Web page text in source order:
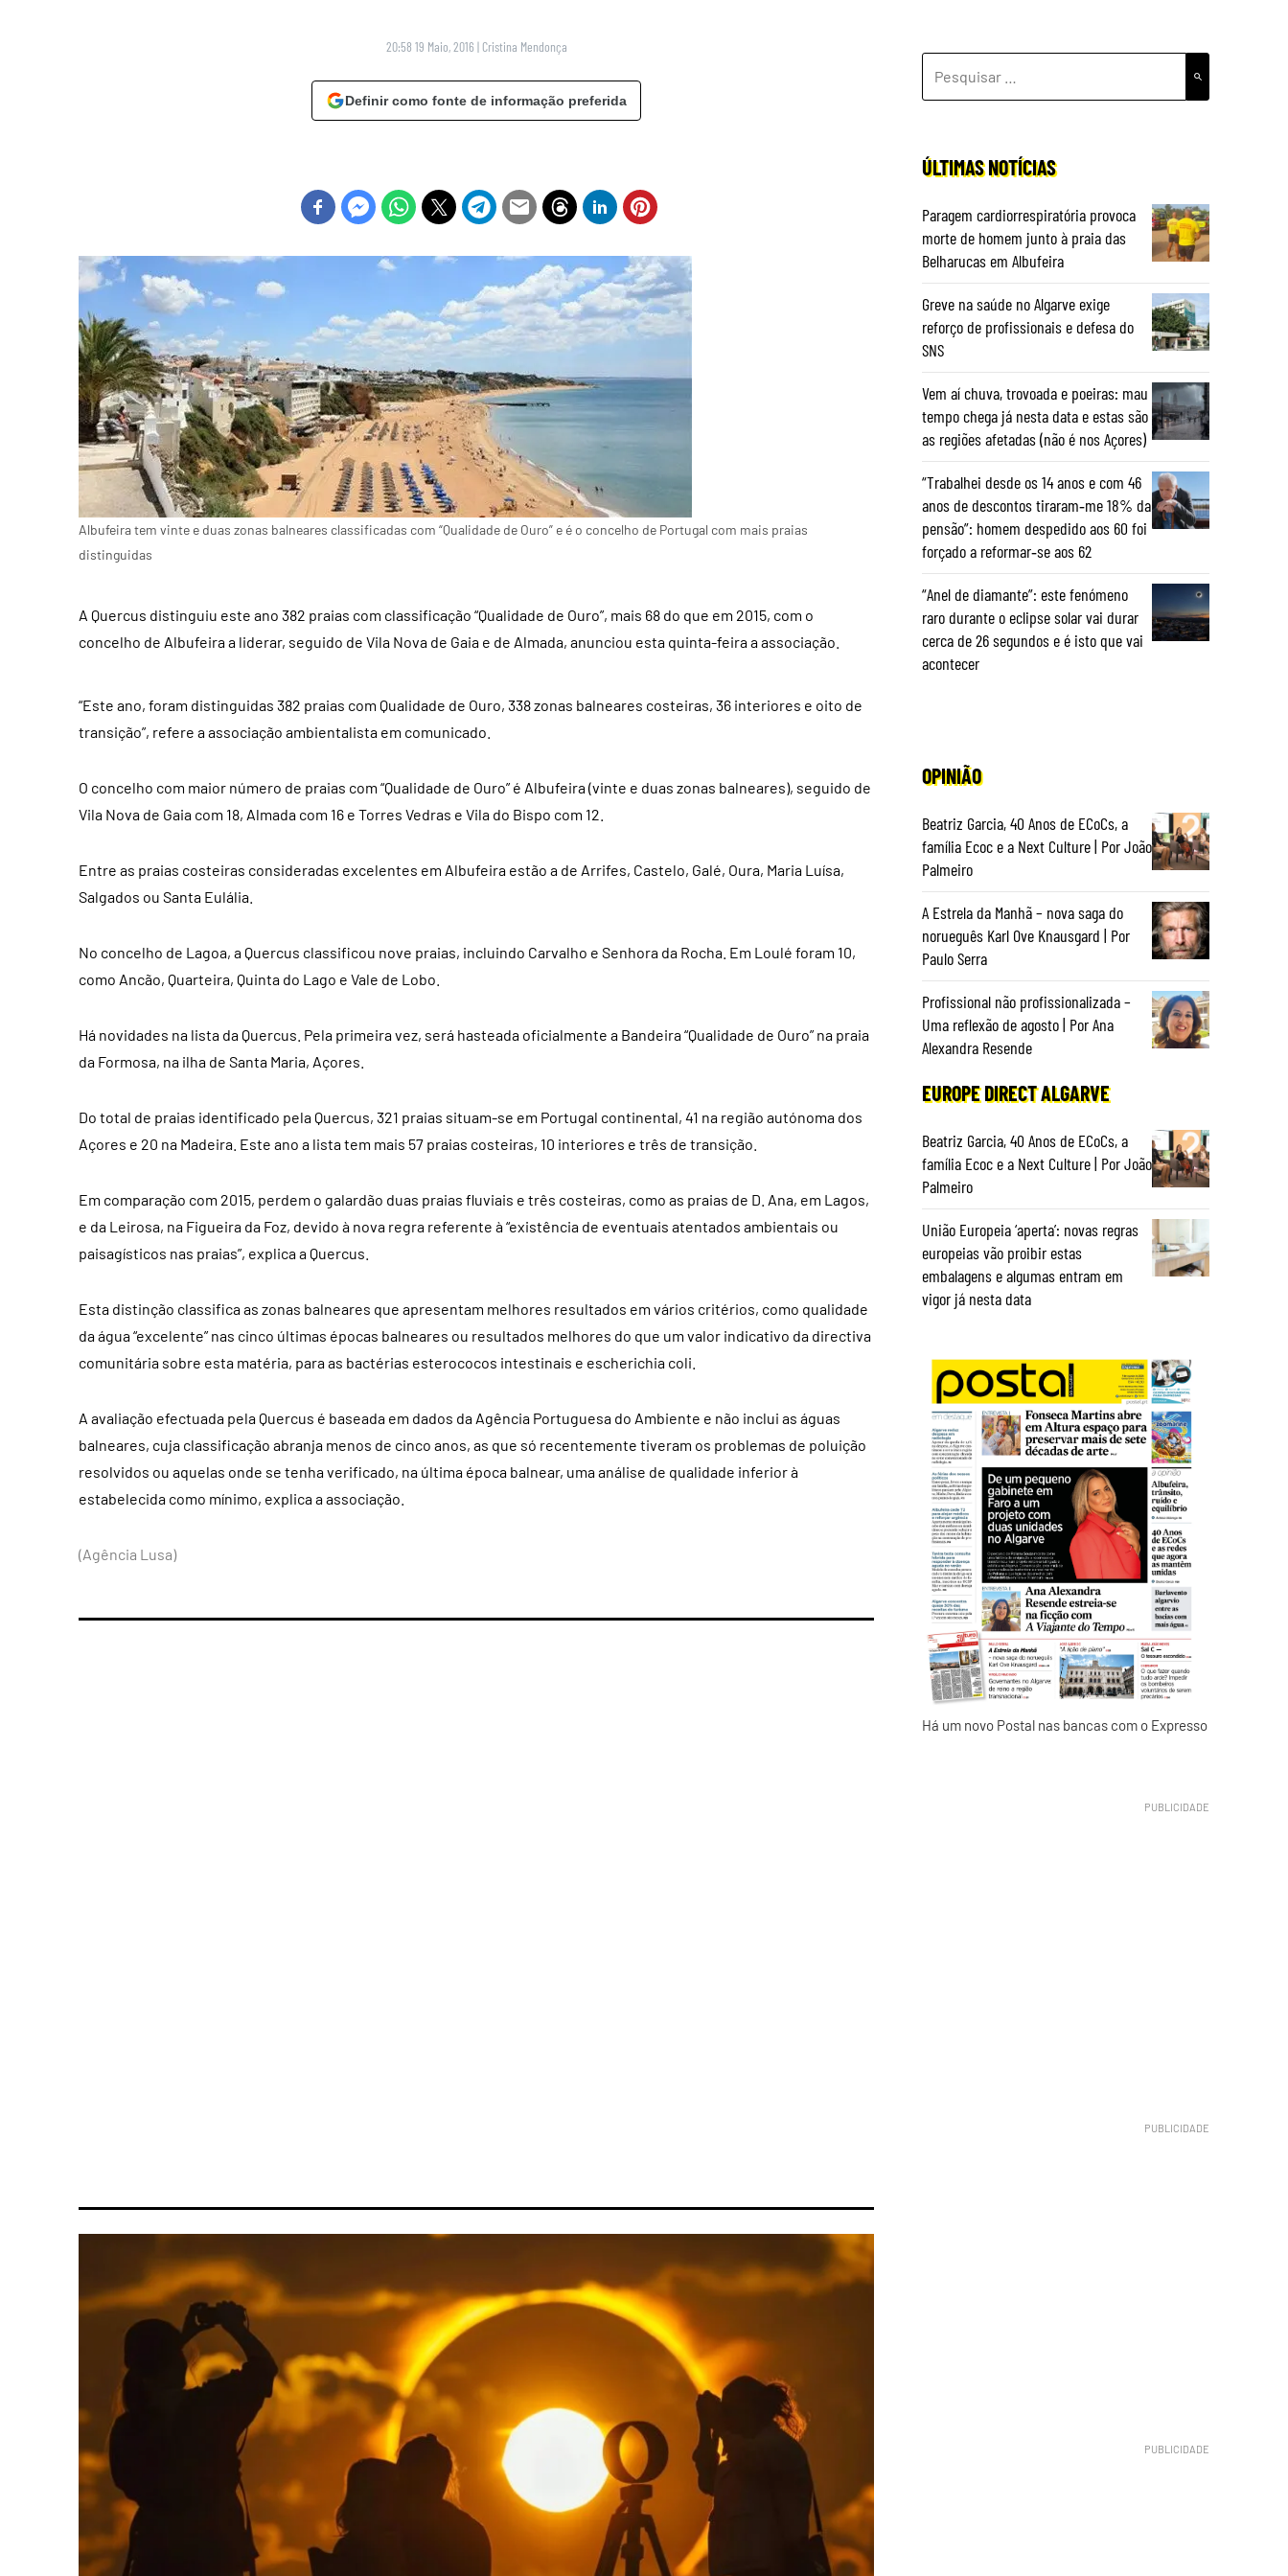
20:58 19 Maio, 2016 | Cristina Mendonça
Definir como fonte de informação preferida
Albufeira tem vinte e duas zonas balneares classificadas com “Qualidade de Ouro” e é o concelho de Portugal com mais praias
distinguidas
A Quercus distinguiu este ano 382 praias com classificação “Qualidade de Ouro”, mais 68 do que em 2015, com o
concelho de Albufeira a liderar, seguido de Vila Nova de Gaia e de Almada, anunciou esta quinta-feira a associação.
“Este ano, foram distinguidas 382 praias com Qualidade de Ouro, 338 zonas balneares costeiras, 36 interiores e oito de
transição”, refere a associação ambientalista em comunicado.
O concelho com maior número de praias com “Qualidade de Ouro” é Albufeira (vinte e duas zonas balneares), seguido de
Vila Nova de Gaia com 18, Almada com 16 e Torres Vedras e Vila do Bispo com 12.
Entre as praias costeiras consideradas excelentes em Albufeira estão a de Arrifes, Castelo, Galé, Oura, Maria Luísa,
Salgados ou Santa Eulália.
No concelho de Lagoa, a Quercus classificou nove praias, incluindo Carvalho e Senhora da Rocha. Em Loulé foram 10,
como Ancão, Quarteira, Quinta do Lago e Vale de Lobo.
Há novidades na lista da Quercus. Pela primeira vez, será hasteada oficialmente a Bandeira “Qualidade de Ouro” na praia
da Formosa, na ilha de Santa Maria, Açores.
Do total de praias identificado pela Quercus, 321 praias situam-se em Portugal continental, 41 na região autónoma dos
Açores e 20 na Madeira. Este ano a lista tem mais 57 praias costeiras, 10 interiores e três de transição.
Em comparação com 2015, perdem o galardão duas praias fluviais e três costeiras, como as praias de D. Ana, em Lagos,
e da Leirosa, na Figueira da Foz, devido à nova regra referente à “existência de eventuais atentados ambientais ou
paisagísticos nas praias”, explica a Quercus.
Esta distinção classifica as zonas balneares que apresentam melhores resultados em vários critérios, como qualidade
da água “excelente” nas cinco últimas épocas balneares ou resultados melhores do que um valor indicativo da directiva
comunitária sobre esta matéria, para as bactérias esterococos intestinais e escherichia coli.
A avaliação efectuada pela Quercus é baseada em dados da Agência Portuguesa do Ambiente e não inclui as águas
balneares, cuja classificação abranja menos de cinco anos, as que só recentemente tiveram os problemas de poluição
resolvidos ou aquelas onde se tenha verificado, na última época balnear, uma análise de qualidade inferior à
estabelecida como mínimo, explica a associação.
(Agência Lusa)
POR:
ÚLTIMAS NOTÍCIAS
Paragem cardiorrespiratória provoca
morte de homem junto à praia das
Belharucas em Albufeira
Greve na saúde no Algarve exige
reforço de profissionais e defesa do
SNS
Vem aí chuva, trovoada e poeiras: mau
tempo chega já nesta data e estas são
as regiões afetadas (não é nos Açores)
“Trabalhei desde os 14 anos e com 46
anos de descontos tiraram‑me 18% da
pensão”: homem despedido aos 60 foi
forçado a reformar‑se aos 62
“Anel de diamante”: este fenómeno
raro durante o eclipse solar vai durar
cerca de 26 segundos e é isto que vai
acontecer
OPINIÃO
Beatriz Garcia, 40 Anos de ECoCs, a
família Ecoc e a Next Culture | Por João
Palmeiro
A Estrela da Manhã – nova saga do
norueguês Karl Ove Knausgard | Por
Paulo Serra
Profissional não profissionalizada –
Uma reflexão de agosto | Por Ana
Alexandra Resende
EUROPE DIRECT ALGARVE
Beatriz Garcia, 40 Anos de ECoCs, a
família Ecoc e a Next Culture | Por João
Palmeiro
União Europeia ‘aperta’: novas regras
europeias vão proibir estas
embalagens e algumas entram em
vigor já nesta data
Há um novo Postal nas bancas com o Expresso